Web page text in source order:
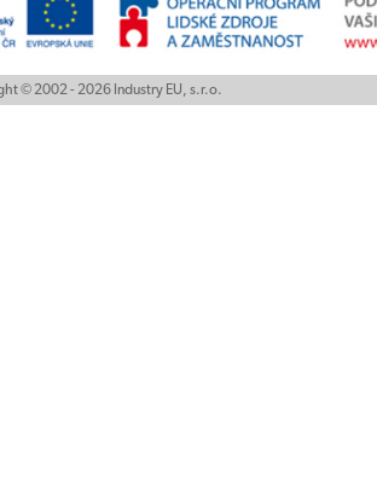
© 2002 - 2026 Industry EU, s.r.o.